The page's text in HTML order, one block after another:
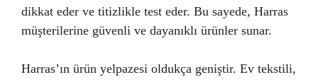
dikkat eder ve titizlikle test eder. Bu sayede, Harras
müşterilerine güvenli ve dayanıklı ürünler sunar.
Harras’ın ürün yelpazesi oldukça geniştir. Ev tekstili,